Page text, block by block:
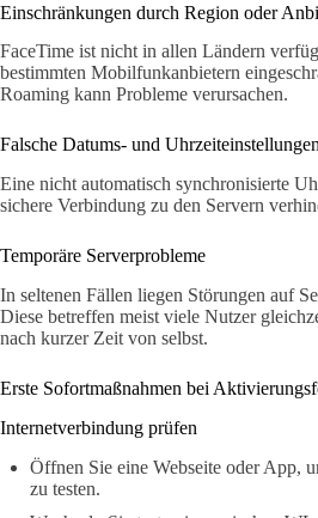
Einschränkungen durch Region oder
FaceTime ist nicht in allen Ländern
bestimmten Mobilfunkanbietern
Roaming kann Probleme verursachen.
Falsche Datums- und Uhrzeiteinstellungen
Eine nicht automatisch synchronisierte
sichere Verbindung zu den Servern
Temporäre Serverprobleme
In seltenen Fällen liegen Störungen auf
Diese betreffen meist viele Nutzer
nach kurzer Zeit von selbst.
Erste Sofortmaßnahmen bei
Internetverbindung prüfen
Öffnen Sie eine Webseite oder App,
zu testen.